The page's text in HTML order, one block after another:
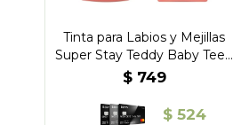
Tinta para Labios y Mejillas
Super Stay Teddy Baby Tee -
Maybelline
$ 749
$ 524